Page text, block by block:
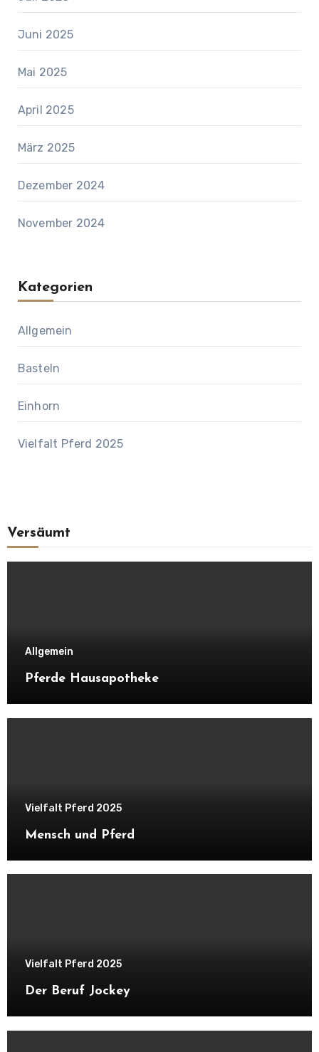
Juni 2025
Mai 2025
April 2025
März 2025
Dezember 2024
November 2024
Kategorien
Allgemein
Basteln
Einhorn
Vielfalt Pferd 2025
Versäumt
Allgemein
Pferde Hausapotheke
Vielfalt Pferd 2025
Mensch und Pferd
Vielfalt Pferd 2025
Der Beruf Jockey